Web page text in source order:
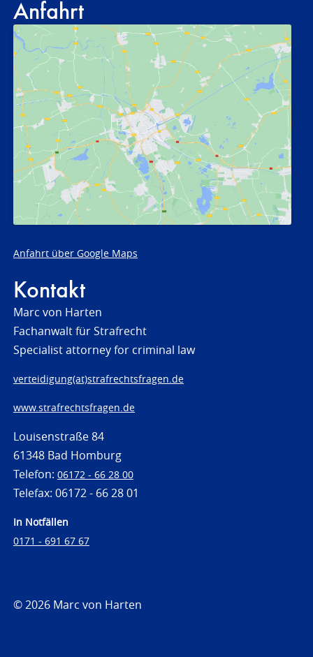
Anfahrt
Anfahrt über Google Maps
Kontakt
Marc von Harten
Fachanwalt für Strafrecht
Specialist attorney for criminal law
verteidigung(at)strafrechtsfragen.de
www.strafrechtsfragen.de
Louisenstraße 84
61348 Bad Homburg
Telefon: 06172 - 66 28 00
Telefax: 06172 - 66 28 01
In Notfällen
0171 - 691 67 67
© 2026 Marc von Harten